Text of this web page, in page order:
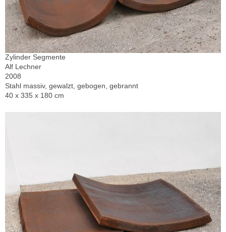
Zylinder Segmente
Alf Lechner
2008
Stahl massiv, gewalzt, gebogen, gebrannt
40 x 335 x 180 cm